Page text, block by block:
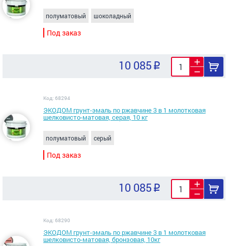
полуматовый шоколадный
Под заказ
10 085
Код: 68294
ЭКОДОМ грунт-эмаль по ржавчине 3 в 1 молотковая
шелковисто-матовая, серая, 10 кг
полуматовый серый
Под заказ
10 085
Код: 68290
ЭКОДОМ грунт-эмаль по ржавчине 3 в 1 молотковая
шелковисто-матовая, бронзовая, 10кг